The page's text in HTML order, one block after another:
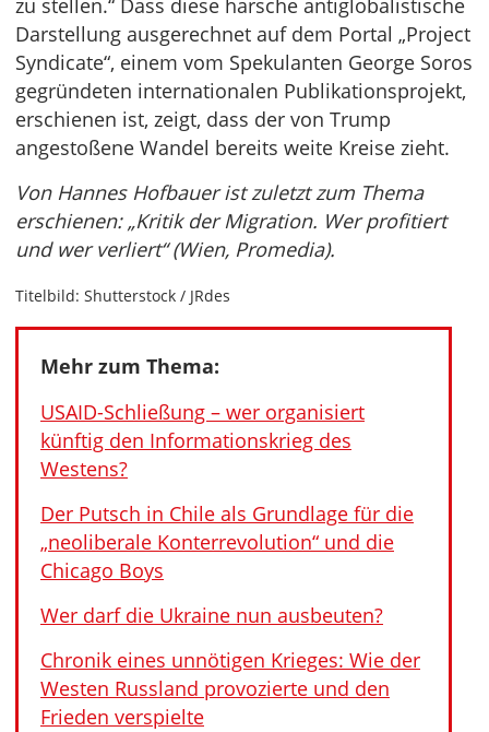
zu stellen.“ Dass diese harsche antiglobalistische
Darstellung ausgerechnet auf dem Portal „Project
Syndicate“, einem vom Spekulanten George Soros
gegründeten internationalen Publikationsprojekt,
erschienen ist, zeigt, dass der von Trump
angestoßene Wandel bereits weite Kreise zieht.
Von Hannes Hofbauer ist zuletzt zum Thema
erschienen: „Kritik der Migration. Wer profitiert
und wer verliert“ (Wien, Promedia).
Titelbild: Shutterstock / JRdes
Mehr zum Thema:
USAID-Schließung – wer organisiert
künftig den Informationskrieg des
Westens?
Der Putsch in Chile als Grundlage für die
„neoliberale Konterrevolution“ und die
Chicago Boys
Wer darf die Ukraine nun ausbeuten?
Chronik eines unnötigen Krieges: Wie der
Westen Russland provozierte und den
Frieden verspielte